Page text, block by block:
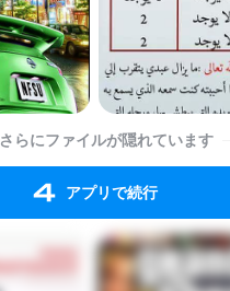
さらにファイルが隠れています
アプリで続行